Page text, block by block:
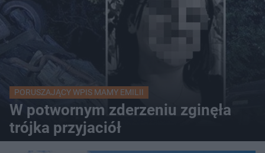
PORUSZAJĄCY WPIS MAMY EMILII
W potwornym zderzeniu zginęła
trójka przyjaciół